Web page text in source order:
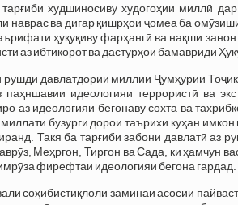
тарғиби худшиносиву худогоҳии миллӣ
наврас ва дигар қишрҳои ҷомеа ба
ҳуқуқиву фарҳангӣ ва нақши
аз ибтикорот ва дастурҳои бамавриди
давлатдории миллии Ҷумҳурии
идеологияи террористӣ ва
аз идеологияи бегонаву сохта ва
бузурги дорои таърихи куҳан
Такя ба тарғиби забони давлатӣ аз
Меҳргон, Тиргон ва Сада, ки ҳамчун
фирефтаи идеологияи бегона гардад.
соҳибистиқлолӣ заминаи асосии